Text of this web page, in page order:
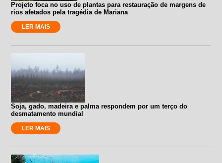
Projeto foca no uso de plantas para restauração de margens de
rios afetados pela tragédia de Mariana
LER MAIS
Soja, gado, madeira e palma respondem por um terço do
desmatamento mundial
LER MAIS